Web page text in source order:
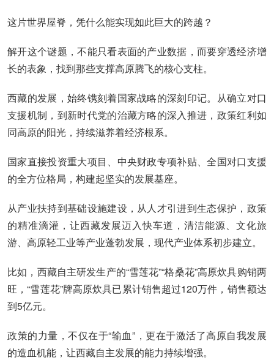
这片世界屋脊，凭什么能实现如此巨大的跨越？
解开这个谜题，不能只看表面的产业数据，而要穿透经济增
长的表象，找到那些支撑高原腾飞的核心支柱。
西藏的发展，始终镌刻着国家战略的深刻印记。从确立对口
支援机制，到新时代党的治藏方略的深入推进，政策红利如
同高原的阳光，持续滋养着经济根系。
国家直接投资重大项目、中央财政专项补贴、全国对口支援
的全方位格局，构建起坚实的发展基座。
从产业扶持到基础设施建设，从人才引进到生态保护，政策
的精准滴灌，让西藏发展迈入快车道，清洁能源、文化旅
游、高原轻工业等产业蓬勃发展，现代产业体系初步建立。
比如，西藏自主研发生产的“雪莲花”“格桑花”高原炊具购销两
旺，“雪莲花”牌高原炊具已累计销售超过120万件，销售额达
到5亿元。
政策的力量，不仅在于“输血”，更在于激活了高原自我发展
的造血机能，让西藏自主发展的能力持续增强。